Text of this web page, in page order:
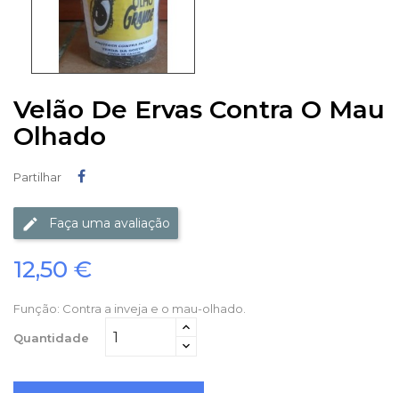
Velão De Ervas Contra O Mau
Olhado
Partilhar
Faça uma avaliação
12,50 €
Função: Contra a inveja e o mau-olhado.
Quantidade